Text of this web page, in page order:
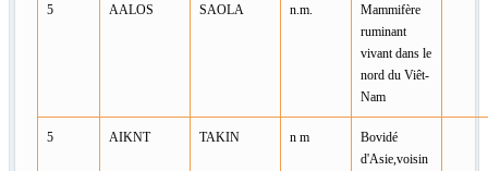
5 AALOS SAOLA n.m.
Mammifère
ruminant
vivant dans le
nord du Viêt-
Nam
5 AIKNT TAKIN n m
Bovidé
d'Asie,voisin